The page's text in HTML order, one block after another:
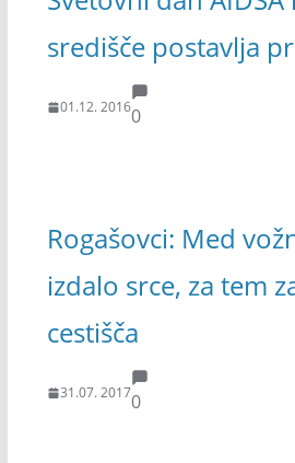
središče postavlja
01.12. 20160
Rogašovci: Med
izdalo srce, za tem
cestišča
31.07. 20170